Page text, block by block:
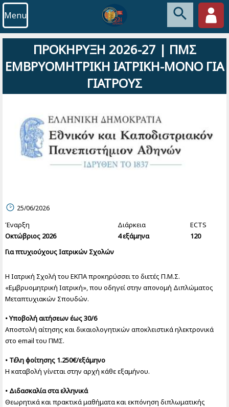
Menu
ΠΡΟΚΗΡΥΞΗ 2026-27 | ΠΜΣ
ΕΜΒΡΥΟΜΗΤΡΙΚΗ ΙΑΤΡΙΚΗ-ΜΟΝΟ ΓΙΑ
ΓΙΑΤΡΟΥΣ
25/06/2026
Έναρξη
Οκτώβριος 2026
Διάρκεια
4 εξάμηνα
ECTS
120
Για πτυχιούχους Ιατρικών Σχολών
Η Ιατρική Σχολή του ΕΚΠΑ προκηρύσσει το διετές Π.Μ.Σ.
«Εμβρυομητρική Ιατρική», που οδηγεί στην απονομή Διπλώματος
Μεταπτυχιακών Σπουδών.
• Υποβολή αιτήσεων έως 30/6
Αποστολή αίτησης και δικαιολογητικών αποκλειστικά ηλεκτρονικά
στο email του ΠΜΣ.
• Τέλη φοίτησης 1.250€/εξάμηνο
Η καταβολή γίνεται στην αρχή κάθε εξαμήνου.
• Διδασκαλία στα ελληνικά
Θεωρητικά και πρακτικά μαθήματα και εκπόνηση διπλωματικής